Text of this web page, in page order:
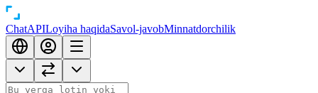
ChatAPILoyiha haqidaSavol-javobMinnatdorchilik